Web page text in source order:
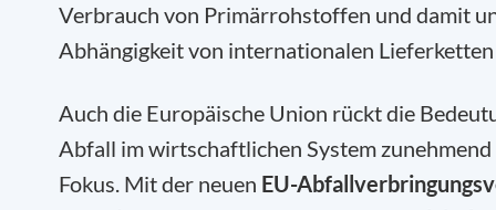
Verbrauch von Primärrohstoffen und damit
Abhängigkeit von internationalen Lieferketten
Auch die Europäische Union rückt die
Abfall im wirtschaftlichen System zunehmend
Fokus. Mit der neuen EU-